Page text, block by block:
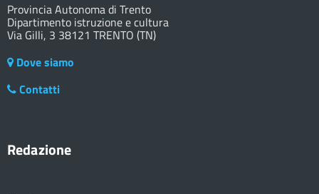
Provincia Autonoma di Trento
Dipartimento istruzione e cultura
Via Gilli, 3 38121 TRENTO (TN)
Dove siamo
Contatti
Redazione